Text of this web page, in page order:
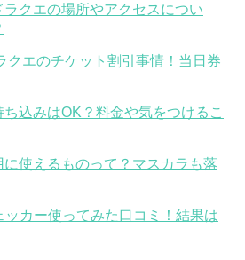
クエの場所やアクセスについ
クエのチケット割引事情！当日券
込みはOK？料金や気をつけるこ
に使えるものって？マスカラも落
カー使ってみた口コミ！結果は